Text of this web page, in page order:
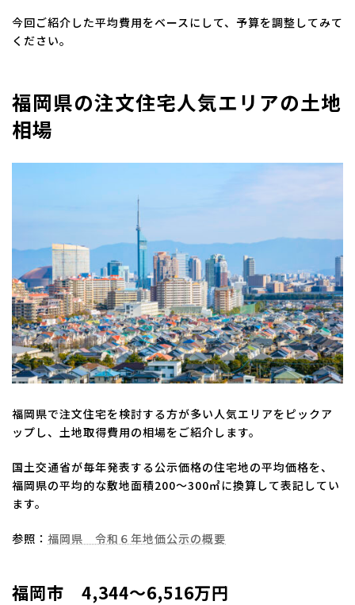
今回ご紹介した平均費用をベースにして、予算を調整してみて
ください。
福岡県の注文住宅人気エリアの土地
相場
福岡県で注文住宅を検討する方が多い人気エリアをピックア
ップし、土地取得費用の相場をご紹介します。
国土交通省が毎年発表する公示価格の住宅地の平均価格を、
福岡県の平均的な敷地面積200～300㎡に換算して表記してい
ます。
参照： 福岡県 令和６年地価公示の概要
福岡市 4,344～6,516万円